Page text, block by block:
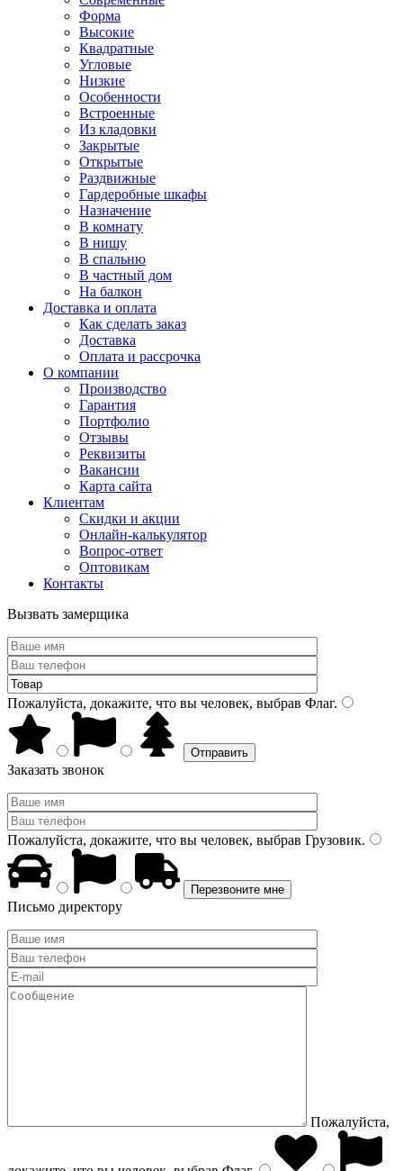
Форма
Высокие
Квадратные
Угловые
Низкие
Особенности
Встроенные
Из кладовки
Закрытые
Открытые
Раздвижные
Гардеробные шкафы
Назначение
В комнату
В нишу
В спальню
В частный дом
На балкон
Доставка и оплата
Как сделать заказ
Доставка
Оплата и рассрочка
О компании
Производство
Гарантия
Портфолио
Отзывы
Реквизиты
Вакансии
Карта сайта
Клиентам
Скидки и акции
Онлайн-калькулятор
Вопрос-ответ
Оптовикам
Контакты
Вызвать замерщика
Пожалуйста, докажите, что вы человек, выбрав Флаг.
Заказать звонок
Пожалуйста, докажите, что вы человек, выбрав Грузовик.
Письмо директору
Пожалуйста,